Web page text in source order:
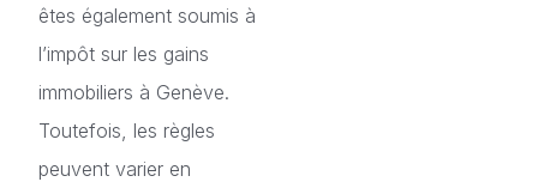
êtes également soumis à
l’impôt sur les gains
immobiliers à Genève.
Toutefois, les règles
peuvent varier en